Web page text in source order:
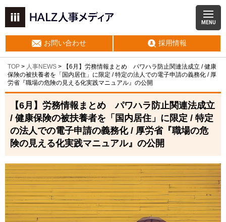
MENU
お問い合わせ 採用情報
TOP > 人事NEWS >
【6月】労務情報まとめ パワハラ防止関連法成立 / 健康
保険の被扶養者を「国内居住」に限定 / 特定の法人での電子申請の義務化 / 厚
労省『職場の危険の見える化実践マニュアル』の公開
【6月】労務情報まとめ パワハラ防止関連法成立
/ 健康保険の被扶養者を「国内居住」に限定 / 特定
の法人での電子申請の義務化 / 厚労省『職場の危
険の見える化実践マニュアル』の公開